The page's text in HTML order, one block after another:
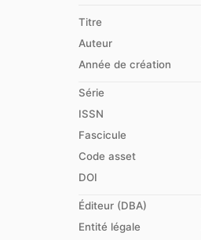
Titre
Auteur
Année de création
Série
ISSN
Fascicule
Code asset
DOI
Éditeur (DBA)
Entité légale